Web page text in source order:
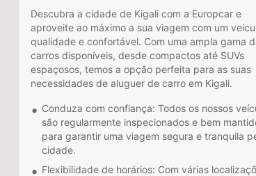
Descubra a cidade de Kigali com a Europcar e
aproveite ao máximo a sua viagem com um
qualidade e confortável. Com uma ampla gama
carros disponíveis, desde compactos até SUVs
espaçosos, temos a opção perfeita para as suas
necessidades de aluguer de carro em Kigali.
Conduza com confiança: Todos os nossos
são regularmente inspecionados e bem
para garantir uma viagem segura e tranquila
cidade.
Flexibilidade de horários: Com várias